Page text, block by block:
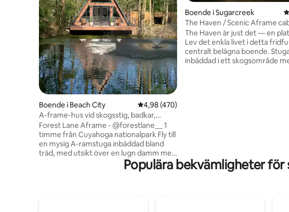
Boende i Beach City 4,98 av 5 i genomsnittligt betyg, 470
4,98 (470)
A-frame-hus vid skogsstig, badkar,
kajaker, lägereld
Forest Lane Aframe - @forestlane__ 1
timme från Cuyahoga nationalpark Fly till
en mysig A-ramstuga inbäddad bland
träd, med utsikt över en lugn damm med
en fontän. Njut av morgnar med färskt
lokalt kaffe på däck, eftermiddagar med
Boende i Sugarcreek
The Haven / Scenic Aframe
The Haven är just det — en
Lev det enkla livet i detta
centralt belägna boende.
inbäddad i ett skogsområde
Populära bekvämligheter för